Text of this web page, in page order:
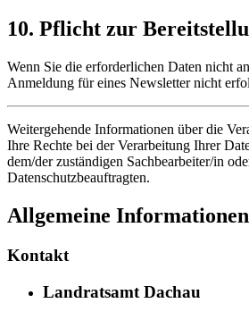
10. Pflicht zur
Wenn Sie die erforderlichen Daten nicht
Anmeldung für eines Newsletter nicht
Weitergehende Informationen über die
Ihre Rechte bei der Verarbeitung Ihrer
dem/der zuständigen Sachbearbeiter/in
Datenschutzbeauftragten.
Allgemeine Informationen
Kontakt
Landratsamt Dachau